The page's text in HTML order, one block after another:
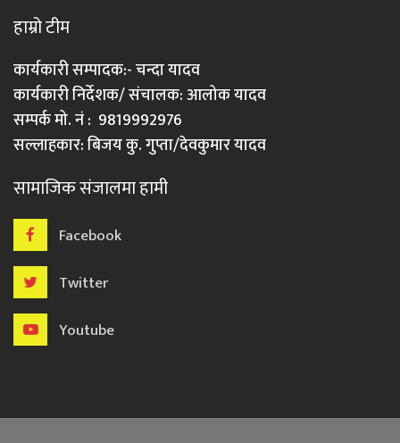
हाम्रो टीम
कार्यकारी सम्पादक:- चन्दा यादव
कार्यकारी निर्देशक/ संचालक: आलोक यादव
सम्पर्क मो. नं : 9819992976
सल्लाहकार: बिजय कु. गुप्ता/देवकुमार यादव
सामाजिक संजालमा हामी
Facebook
Twitter
Youtube